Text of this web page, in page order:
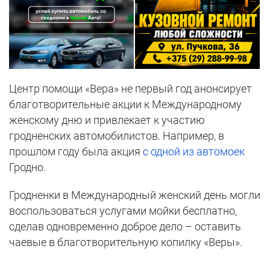
Центр помощи «Вера» не первый год анонсирует
благотворительные акции к Международному
женскому дню и привлекает к участию
гродненских автомобилистов. Например, в
прошлом году была акция с одной из автомоек
Гродно.
Гродненки в Международный женский день могли
воспользоваться услугами мойки бесплатно,
сделав одновременно доброе дело – оставить
чаевые в благотворительную копилку «Веры».